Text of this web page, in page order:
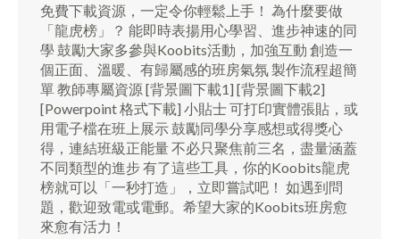
免費下載資源，一定令你輕鬆上手！ 為什麼要做
「龍虎榜」？ 能即時表揚用心學習、進步神速的同
學 鼓勵大家多參與Koobits活動，加強互動 創造一
個正面、溫暖、有歸屬感的班房氣氛 製作流程超簡
單 教師專屬資源 [背景圖下載1] [背景圖下載2]
[Powerpoint 格式下載] 小貼士 可打印實體張貼，或
用電子檔在班上展示 鼓勵同學分享感想或得獎心
得，連結班級正能量 不必只聚焦前三名，盡量涵蓋
不同類型的進步 有了這些工具，你的Koobits龍虎
榜就可以「一秒打造」，立即嘗試吧！ 如遇到問
題，歡迎致電或電郵。希望大家的Koobits班房愈
來愈有活力！